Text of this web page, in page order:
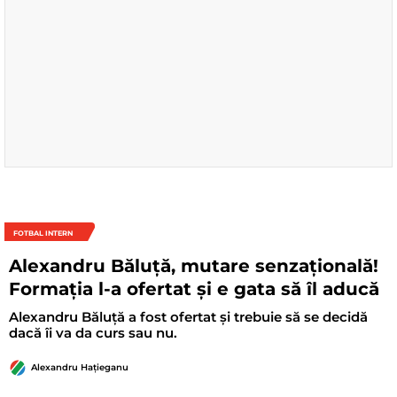
FOTBAL INTERN
Alexandru Băluță, mutare senzațională!
Formația l-a ofertat și e gata să îl aducă
Alexandru Băluță a fost ofertat și trebuie să se decidă
dacă îi va da curs sau nu.
Alexandru Hațieganu